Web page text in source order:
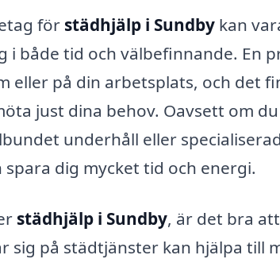
för städhjälp i Sundby kan
i både tid och välbefinnande. En
eller på din arbetsplats, och det
just dina behov. Oavsett om
underhåll eller
dig mycket tid och energi.
städhjälp i Sundby, är det bra
sig på städtjänster kan hjälpa till